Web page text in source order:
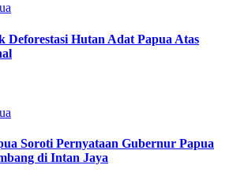
Deforestasi Hutan Adat Papua Atas
Soroti Pernyataan Gubernur Papua
di Intan Jaya